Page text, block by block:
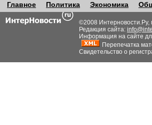
Главное Политика Экономика
©2008 Интерновости.Ру,
Редакция сайта:
Информация на сайте
Перепечатка
Свидетельство о